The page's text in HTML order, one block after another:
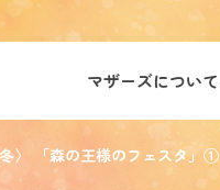
マザーズについて
〉 「森の王様のフェスタ」①